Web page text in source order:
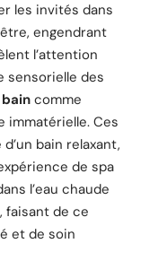
les invités dans
engendrant
l’attention
sensorielle des
comme
Ces
bain relaxant,
de spa
l’eau chaude
faisant de ce
et de soin